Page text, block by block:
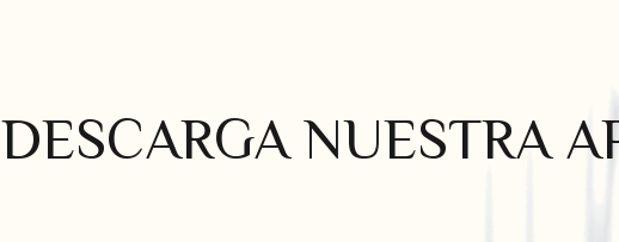
DESCARGA NUESTRA